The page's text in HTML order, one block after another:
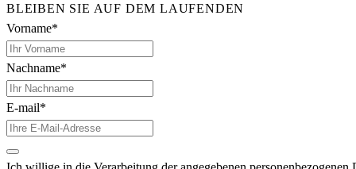
BLEIBEN SIE AUF DEM LAUFENDEN
Vorname*
Nachname*
E-mail*